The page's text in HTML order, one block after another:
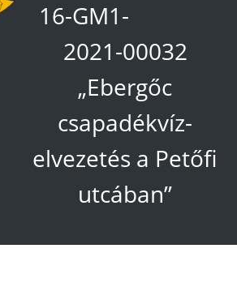
16-GM1-
2021-00032
„Ebergőc
csapadékvíz-
elvezetés a Petőfi
utcában”